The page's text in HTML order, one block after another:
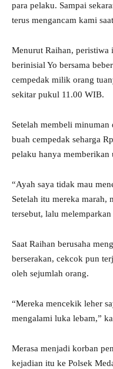
para pelaku. Sampai
terus mengancam kami
Menurut Raihan, peristiwa
berinisial Yo bersama
cempedak milik orang
sekitar pukul 11.00 WIB.
Setelah membeli
buah cempedak seharga
pelaku hanya memberikan
“Ayah saya tidak mau
Setelah itu mereka marah,
tersebut, lalu
Saat Raihan berusaha
berserakan, cekcok pun
oleh sejumlah orang.
“Mereka mencekik leher
mengalami luka lebam,”
Merasa menjadi korban
kejadian itu ke Polsek